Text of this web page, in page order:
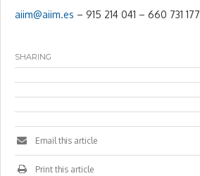
aiim@aiim.es – 915 214 041 – 660 731 177
SHARING
Email this article
Print this article